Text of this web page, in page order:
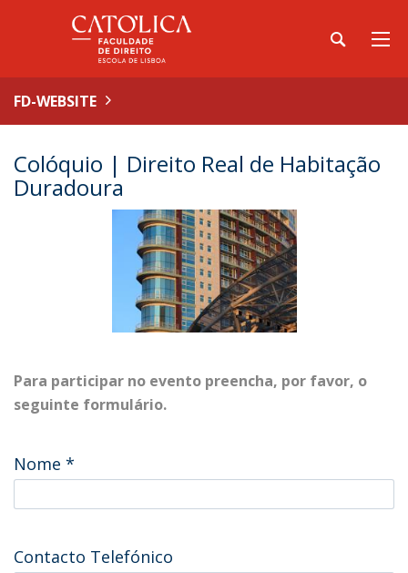
FD-WEBSITE
Colóquio | Direito Real de Habitação
Duradoura
Para participar no evento preencha, por favor, o
seguinte formulário.
Nome *
Contacto Telefónico